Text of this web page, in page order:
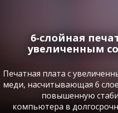
6-слойная
увеличенным
Печатная плата с
меди, насчитывающая 6
повышенную
компьютера в